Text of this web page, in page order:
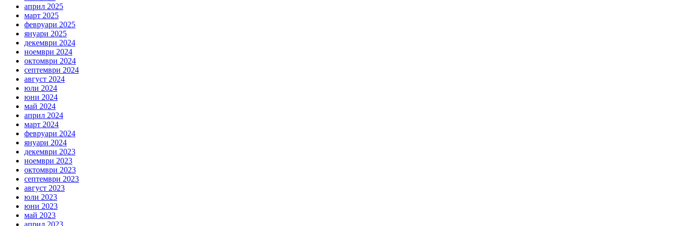
април 2025
март 2025
февруари 2025
януари 2025
декември 2024
ноември 2024
октомври 2024
септември 2024
август 2024
юли 2024
юни 2024
май 2024
април 2024
март 2024
февруари 2024
януари 2024
декември 2023
ноември 2023
октомври 2023
септември 2023
август 2023
юли 2023
юни 2023
май 2023